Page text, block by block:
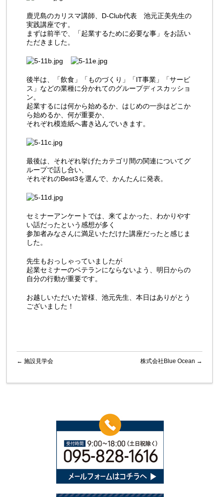
鹿児島のカリスマ講師、D-Club代表 池元正美先生の
実践講座です。
まずは前半で、「起業するために必要な事」をお話い
ただきました。
後半は、「飲食」「ものづくり」「IT事業」「サービ
ス」などの業種に分かれてのグループディスカッショ
ン。
起業するには何から始めるか、はじめの一歩はどこか
ら始めるか、何が重要か、
それぞれ模造紙へ書き込んでいきます。
最後は、それぞれ挙げたカテゴリ間の関連についてグ
ループで話し合い、
それぞれのBest3を選んで、かんたんに発表。
セミナーアンケートでは、来てよかった、わかりやす
い話だったという感想が多く
参加者みなさんに満足いただけた講座だったと感じま
した。
先生もおっしゃっていましたが
起業セミナーのベテランにならないよう、明日からの
自分の行動が重要です。
お越しいただいた皆様、池元先生、本日はありがとう
ございました！
← 施設見学会 株式会社Blue Ocean →